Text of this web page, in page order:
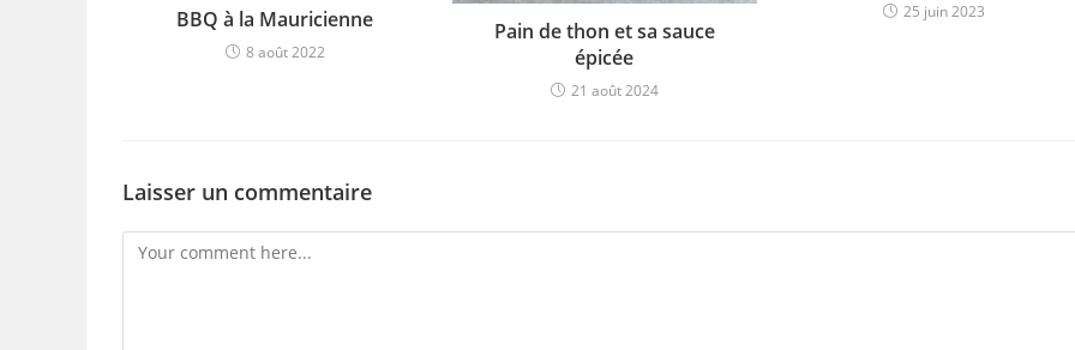
BBQ à la Mauricienne
8 août 2022
Pain de thon et sa sauce
épicée
21 août 2024
25 juin 2023
Laisser un commentaire